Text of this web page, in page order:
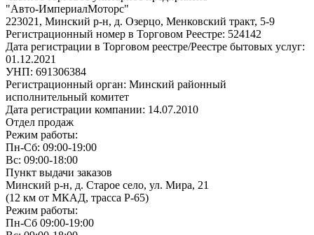
"Авто-ИмпериалМоторс"
223021, Минский р-н, д. Озерцо, Менковский тракт, 5-9
Регистрационный номер в Торговом Реестре: 524142
Дата регистрации в Торговом реестре/Реестре бытовых услуг:
01.12.2021
УНП: 691306384
Регистрационный орган: Минский районный
исполнительный комитет
Дата регистрации компании: 14.07.2010
Отдел продаж
Режим работы:
Пн-Сб: 09:00-19:00
Вс: 09:00-18:00
Пункт выдачи заказов
Минский р-н, д. Старое село, ул. Мира, 21
(12 км от МКАД, трасса P-65)
Режим работы:
Пн-Сб 09:00-19:00